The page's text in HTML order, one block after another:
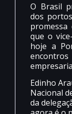
O Brasil
dos
que o
hoje a
Edinho
Nacional
da